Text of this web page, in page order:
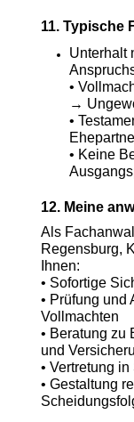
11. Typische
Unterhalt
•
→
•
• Keine
12. Meine
Als
Regensburg,
Ihnen:
• Sofortige
• Prüfung und
Vollmachten
• Beratung zu
und
• Vertretung
• Gestaltung